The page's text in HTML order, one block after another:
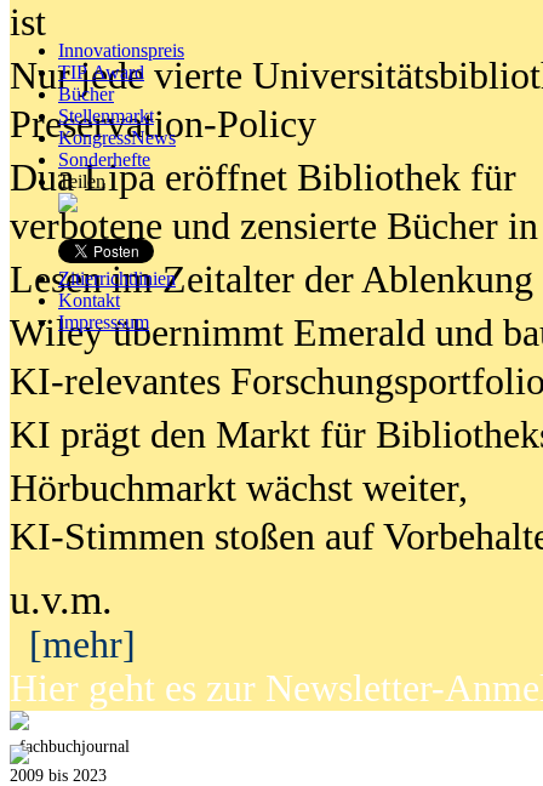
Innovationspreis
TIP Award
Bücher
Stellenmarkt
KongressNews
Sonderhefte
Teilen
Zitierrichtlinien
Kontakt
Impresssum
ist
Nur jede vierte
Preservation-Policy
Dua Lipa eröffnet Bibliothek für
verbotene und zensierte Bücher
Lesen im Zeitalter der Ablenkung
Wiley übernimmt Emerald und
KI-relevantes
KI prägt den Markt für
Hörbuchmarkt wächst weiter,
KI-Stimmen stoßen auf
u.v.m.
[mehr]
Hier geht es zur Newsletter-
fachbuchjournal
2009 bis 2023